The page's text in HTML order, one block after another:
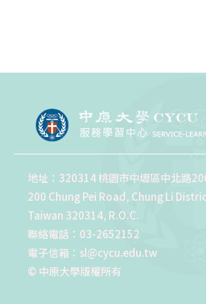
地址：320314 桃園市中壢區中北路
200 Chung Pei Road, Chung Li
Taiwan 320314, R.O.C.
聯絡電話：03-2652152
電子信箱：sl@cycu.edu.tw
© 中原大學版權所有